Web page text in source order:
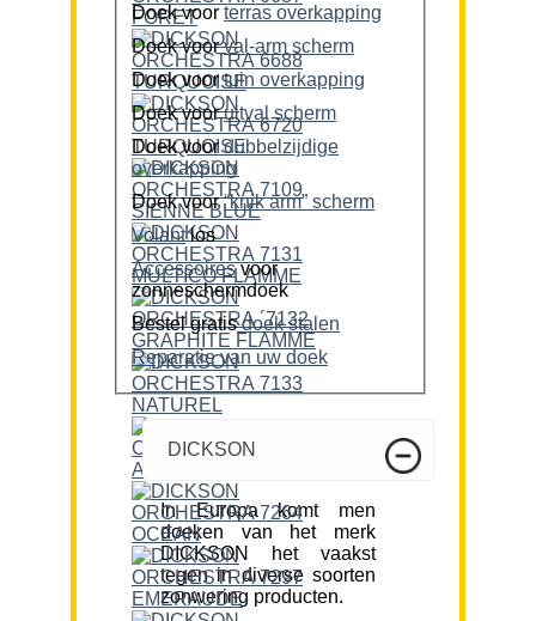
Doek voor terras overkapping
Doek voor
val-arm scherm
Doek voor
tuin overkapping
Doek voor
uitval scherm
Doek voordubbelzijdige
overkapping
Doek voor
“knik arm” scherm
Volantlos
Accessoiresvoor
zonneschermdoek
Bestel gratis doek stalen
Reparatie van uw doek
DICKSON
In Europa komt men
doeken van het merk
DICKSON het vaakst
tegen in diverse soorten
zonwering producten.